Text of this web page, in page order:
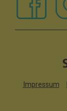
Impressum